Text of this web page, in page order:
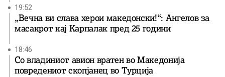
19:52
„Вечна ви слава херои македонски!“: Ангелов за
масакрот кај Карпалак пред 25 години
18:46
Со владиниот авион вратен во Македонија
повредениот скопјанец во Турција